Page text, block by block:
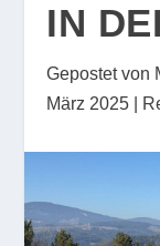
IN
Gepostet von
März 2025